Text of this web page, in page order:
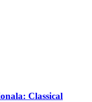
Classical